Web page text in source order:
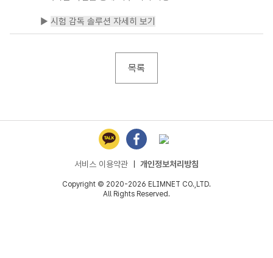
▶ 시험 감독 솔루션 자세히 보기
목록
서비스 이용약관 개인정보처리방침
Copyright © 2020-2026 ELIMNET CO.,LTD.
All Rights Reserved.